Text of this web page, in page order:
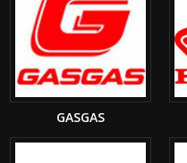
GASGAS